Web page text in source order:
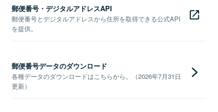
郵便番号・デジタルアドレスAPI
郵便番号とデジタルアドレスから住所を取得できる公式API
を提供。
郵便番号データのダウンロード
各種データのダウンロードはこちらから。（2026年7月31日
更新）